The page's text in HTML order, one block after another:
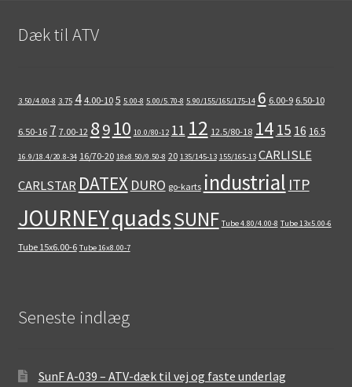
Dæk til ATV
3.50/4.00-8 3.75 4 4.00-10 5 5.00-8 5.00/5.70-8 5.90/155/165/175-14 6 6.00-9 6.50-10
6.50-16 7 7.00-12 89 10 10.0/80-12 11 12 12.5/80-18 14 15 16 16.5
16.9/18.4/20.8-34 16/70-20 18x8.50/9.50-8 20 135/145-13 155/165-13 CARLISLE
CARLSTAR DATEX DURO go-karts industrial ITP
JOURNEYquadsSUNF Tube 4.80/4.00-8 Tube 13x5.00-6
Tube 15x6.00-6 Tube 16x8.00-7
Seneste indlæg
SunF A-039 – ATV-dæk til vej og faste underlag